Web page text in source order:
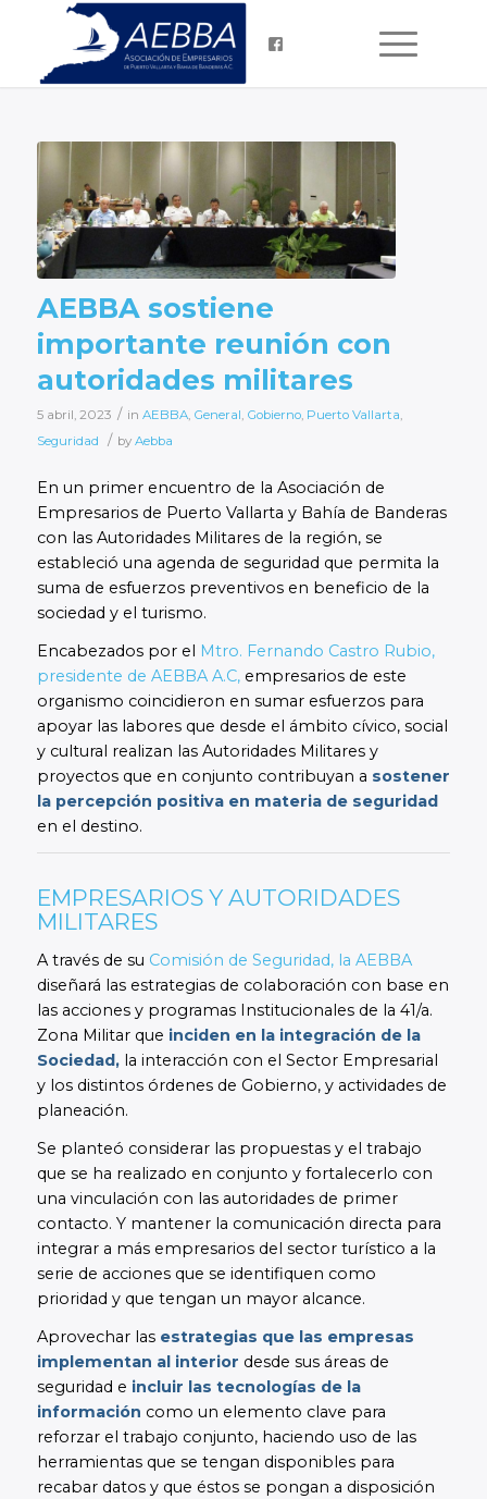
AEBBA sostiene
importante reunión con
autoridades militares
5 abril, 2023 / in AEBBA, General Gobierno, Puerto Vallarta
Seguridad
/ by Aebba
En un primer encuentro de la Asociación de
Empresarios de Puerto Vallarta y Bahía de Banderas
con las Autoridades Militares de la región, se
estableció una agenda de seguridad que permita la
suma de esfuerzos preventivos en beneficio de la
sociedad y el turismo.
Encabezados por el Mtro. Fernando Castro Rubio,
presidente de AEBBA A.C,empresarios de este
organismo coincidieron en sumar esfuerzos para
apoyar las labores que desde el ámbito cívico, social
y cultural realizan las Autoridades Militares y
proyectos que en conjunto contribuyan a sostener
la percepción positiva en materia de seguridad
en el destino.
EMPRESARIOS Y AUTORIDADES
MILITARES
A través de su Comisión de Seguridad, la AEBBA
diseñará las estrategias de colaboración con base en
las acciones y programas Institucionales de la 41/a.
Zona Militar que inciden en la integración de la
Sociedad,la interacción con el Sector Empresarial
y los distintos órdenes de Gobierno, y actividades de
planeación.
Se planteó considerar las propuestas y el trabajo
que se ha realizado en conjunto y fortalecerlo con
una vinculación con las autoridades de primer
contacto. Y mantener la comunicación directa para
integrar a más empresarios del sector turístico a la
serie de acciones que se identifiquen como
prioridad y que tengan un mayor alcance.
Aprovechar lasestrategias que las empresas
implementan al interior desde sus áreas de
seguridad e incluir las tecnologías de la
información como un elemento clave para
reforzar el trabajo conjunto, haciendo uso de las
herramientas que se tengan disponibles para
recabar datos y que éstos se pongan a disposición